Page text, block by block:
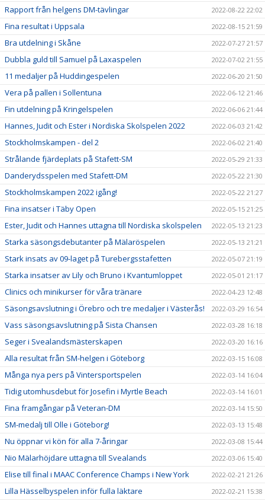
Rapport från helgens DM-tävlingar 2022-08-22 22:02
Fina resultat i Uppsala 2022-08-15 21:59
Bra utdelning i Skåne 2022-07-27 21:57
Dubbla guld till Samuel på Laxaspelen 2022-07-02 21:55
11 medaljer på Huddingespelen 2022-06-20 21:50
Vera på pallen i Sollentuna 2022-06-12 21:46
Fin utdelning på Kringelspelen 2022-06-06 21:44
Hannes, Judit och Ester i Nordiska Skolspelen 2022 2022-06-03 21:42
Stockholmskampen - del 2 2022-06-02 21:40
Strålande fjärdeplats på Stafett-SM 2022-05-29 21:33
Danderydsspelen med Stafett-DM 2022-05-22 21:30
Stockholmskampen 2022 igång! 2022-05-22 21:27
Fina insatser i Täby Open 2022-05-15 21:25
Ester, Judit och Hannes uttagna till Nordiska skolspelen 2022-05-13 21:23
Starka säsongsdebutanter på Mälaröspelen 2022-05-13 21:21
Stark insats av 09-laget på Turebergsstafetten 2022-05-07 21:19
Starka insatser av Lily och Bruno i Kvantumloppet 2022-05-01 21:17
Clinics och minikurser för våra tränare 2022-04-23 12:48
Säsongsavslutning i Örebro och tre medaljer i Västerås! 2022-03-29 16:54
Vass säsongsavslutning på Sista Chansen 2022-03-28 16:18
Seger i Svealandsmästerskapen 2022-03-20 16:16
Alla resultat från SM-helgen i Göteborg 2022-03-15 16:08
Många nya pers på Vintersportspelen 2022-03-14 16:04
Tidig utomhusdebut för Josefin i Myrtle Beach 2022-03-14 16:01
Fina framgångar på Veteran-DM 2022-03-14 15:50
SM-medalj till Olle i Göteborg! 2022-03-13 15:48
Nu öppnar vi kön för alla 7-åringar 2022-03-08 15:44
Nio Mälarhöjdare uttagna till Svealands 2022-03-06 15:40
Elise till final i MAAC Conference Champs i New York 2022-02-21 21:26
Lilla Hässelbyspelen inför fulla läktare 2022-02-21 15:38